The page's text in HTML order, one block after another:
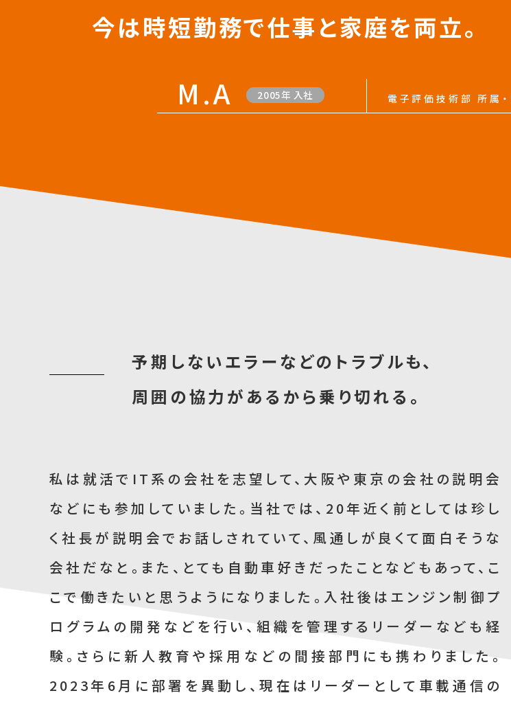
今は時短勤務で仕事と家庭を両立。
M.A 2005年 入社 電子評価技術部所属
予期しないエラーなどのトラブルも、
周囲の協力があるから乗り切れる。
私は就活でIT系の会社を志望して、大阪や東京の会社の説明会
などにも参加していました。当社では、20年近く前としては珍し
く社長が説明会でお話しされていて、風通しが良くて面白そうな
会社だなと。また、とても自動車好きだったことなどもあって、こ
こで働きたいと思うようになりました。入社後はエンジン制御プ
ログラムの開発などを行い、組織を管理するリーダーなども経
験。さらに新人教育や採用などの間接部門にも携わりました。
2023年6月に部署を異動し、現在はリーダーとして車載通信の